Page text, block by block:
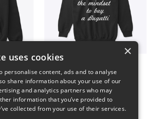
$51
×
uses cookies
personalise content, ads and to analyse
share information about your use of our
and analytics partners who may
information that you’ve provided to
collected from your use of their services.